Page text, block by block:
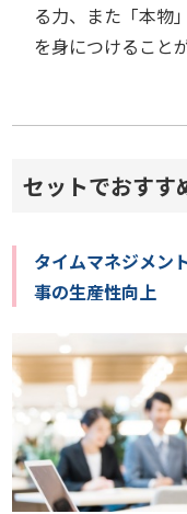
る力、また「本物
を身につけること
セットでおすす
タイムマネジメン
事の生産性向上